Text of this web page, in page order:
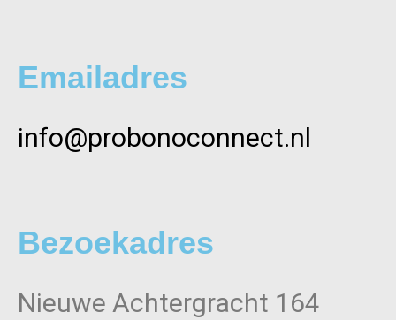
Emailadres
info@probonoconnect.nl
Bezoekadres
Nieuwe Achtergracht 164